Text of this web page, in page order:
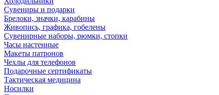
Сувениры и подарки
Брелоки, значки, карабины
Живопись, графика, гобелены
Сувенирные наборы, рюмки, стопки
Часы настенные
Макеты патронов
Чехлы для телефонов
Подарочные сертификаты
Тактическая медицина
Носилки